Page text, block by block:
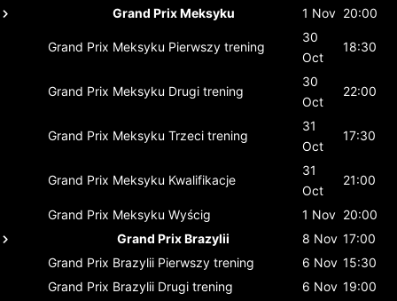
Grand Prix Meksyku 1 Nov 20:00
Grand Prix Meksyku Pierwszy trening
30
Oct
18:30
Grand Prix Meksyku Drugi trening
30
Oct
22:00
Grand Prix Meksyku Trzeci trening
31
Oct
17:30
Grand Prix Meksyku Kwalifikacje
31
Oct
21:00
Grand Prix Meksyku Wyścig 1 Nov 20:00
Grand Prix Brazylii
8 Nov 17:00
Grand Prix Brazylii Pierwszy trening 6 Nov 15:30
Grand Prix Brazylii Drugi trening 6 Nov 19:00